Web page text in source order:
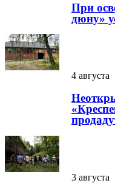
При
дюну»
4 августа
3 августа